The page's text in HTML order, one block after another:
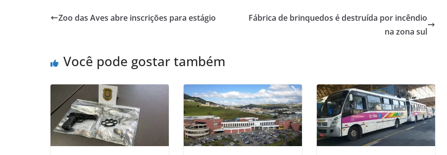
Zoo das Aves abre inscrições para estágio
Fábrica de brinquedos é destruída por incêndio
na zona sul
Você pode gostar também